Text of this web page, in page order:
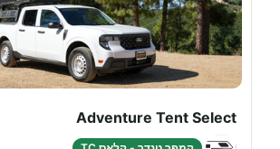
Adventure Tent Select